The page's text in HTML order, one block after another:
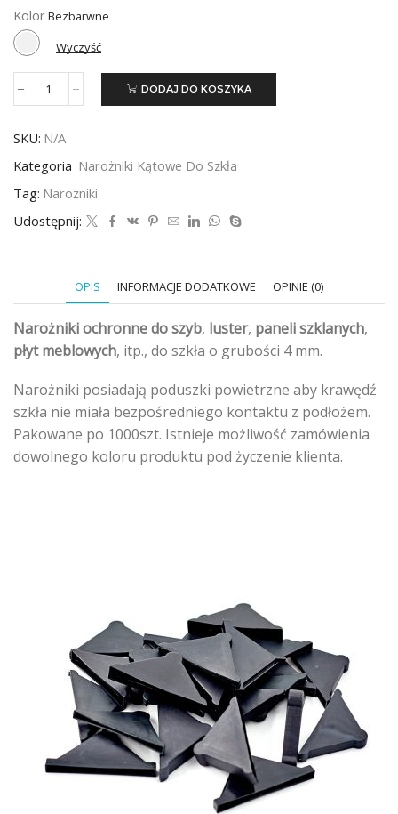
Kolor
Wyczyść
ilość
do
szkła
4mm
-
DODAJ DO KOSZYKA
SKU: N/A
Kategoria Narożniki Kątowe Do Szkła
Tag: Narożniki
Udostępnij:
OPIS INFORMACJE DODATKOWE OPINIE (0)
Narożniki ochronne do szyb, luster, paneli szklanych,
płyt meblowych, itp., do szkła o grubości 4 mm.
Narożniki posiadają poduszki powietrzne aby krawędź
szkła nie miała bezpośredniego kontaktu z podłożem.
Pakowane po 1000szt. Istnieje możliwość zamówienia
dowolnego koloru produktu pod życzenie klienta.